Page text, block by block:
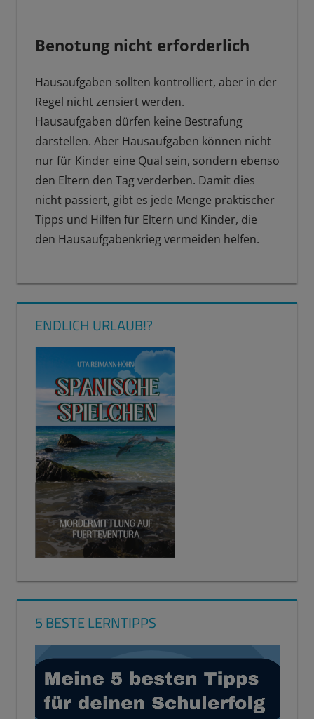
Benotung nicht erforderlich
Hausaufgaben sollten kontrolliert, aber in der
Regel nicht zensiert werden.
Hausaufgaben dürfen keine Bestrafung
darstellen. Aber Hausaufgaben können nicht
nur für Kinder eine Qual sein, sondern ebenso
den Eltern den Tag verderben. Damit dies
nicht passiert, gibt es jede Menge praktischer
Tipps und Hilfen für Eltern und Kinder, die
den Hausaufgabenkrieg vermeiden helfen.
ENDLICH URLAUB!?
5 BESTE LERNTIPPS
Video-
Player